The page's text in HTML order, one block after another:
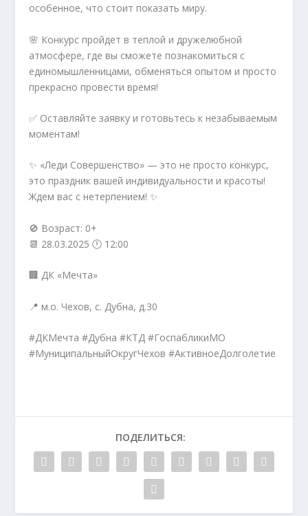
особенное, что стоит показать миру.
🌸 Конкурс пройдет в теплой и дружелюбной
атмосфере, где вы сможете познакомиться с
единомышленницами, обменяться опытом и просто
прекрасно провести время!
✅ Оставляйте заявку и готовьтесь к незабываемым
моментам!
✨ «Леди Совершенство» — это не просто конкурс,
это праздник вашей индивидуальности и красоты!
Ждем вас с нетерпением! ✨
🚫 Возраст: 0+
📆 28.03.2025 🕛 12:00
🏢 ДК «Мечта»
📍 м.о. Чехов, с. Дубна, д.30
#ДКМечта #Дубна #КТД #ГоспабликиМО
#МуниципальныйОкругЧехов #АктивноеДолголетие
ПОДЕЛИТЬСЯ: